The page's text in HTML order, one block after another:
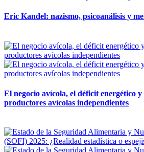
Eric Kandel: nazismo, psicoanálisis y
El negocio avícola, el déficit energético
productores avícolas independientes